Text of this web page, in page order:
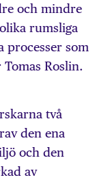
och mindre
rumsliga
processer som
Roslin.
två
den ena
och den
av